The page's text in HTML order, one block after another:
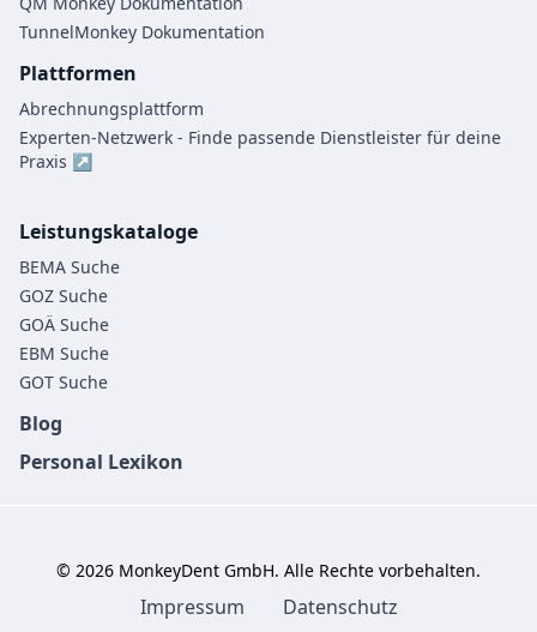
TunnelMonkey Dokumentation
Plattformen
Abrechnungsplattform
Experten-Netzwerk - Finde passende Dienstleister für deine
Praxis ↗
Leistungskataloge
BEMA Suche
GOZ Suche
GOÄ Suche
EBM Suche
GOT Suche
Blog
Personal Lexikon
© 2026 MonkeyDent GmbH. Alle Rechte vorbehalten.
Impressum Datenschutz